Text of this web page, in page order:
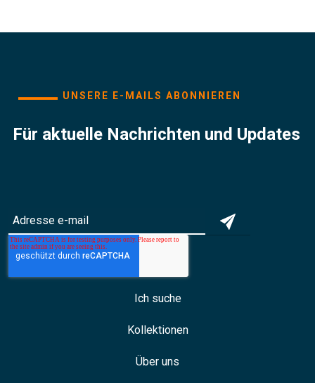
UNSERE E-MAILS ABONNIEREN
Für aktuelle Nachrichten und Updates
Ich suche
Kollektionen
Über uns